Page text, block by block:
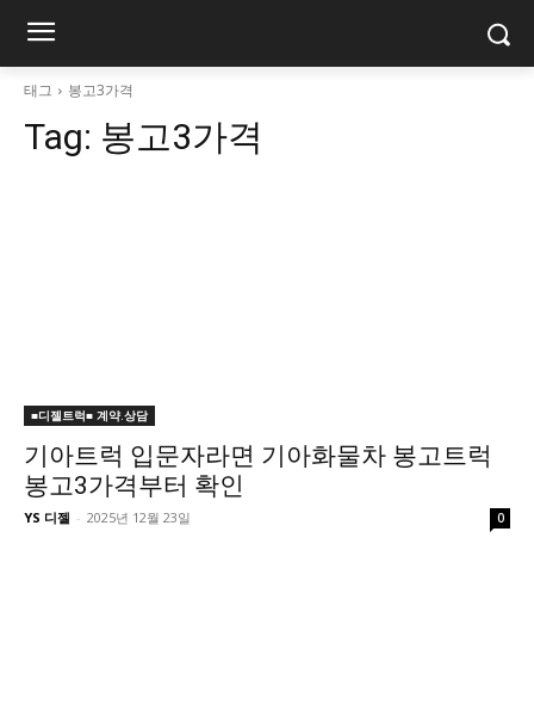
태그 봉고3가격
Tag: 봉고3가격
■디젤트럭■ 계약.상담
기아트럭 입문자라면 기아화물차 봉고트럭
봉고3가격부터 확인
YS 디젤 - 2025년 12월 23일 0